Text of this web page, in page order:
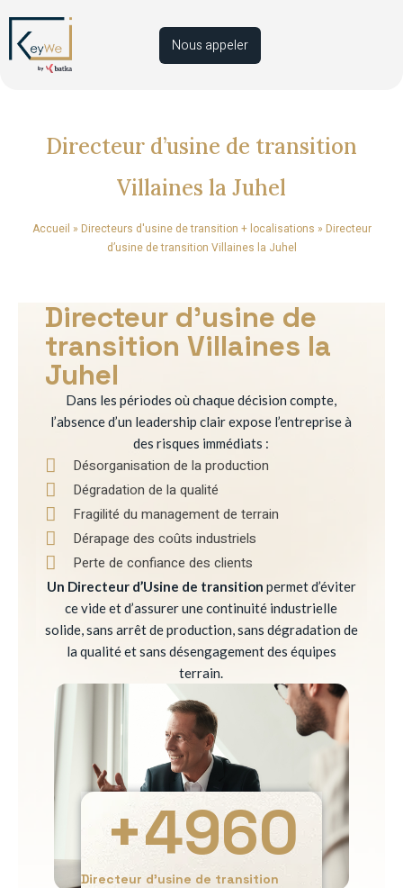
Nous appeler
Directeur d’usine de transition
Villaines la Juhel
Accueil » Directeurs d'usine de transition + localisations » Directeur
d’usine de transition Villaines la Juhel
Directeur d’usine de
transition Villaines la
Juhel
Dans les périodes où chaque décision compte,
l’absence d’un leadership clair expose l’entreprise à
des risques immédiats :
Désorganisation de la production
Dégradation de la qualité
Fragilité du management de terrain
Dérapage des coûts industriels
Perte de confiance des clients
Un Directeur d’Usine de transition permet d’éviter
ce vide et d’assurer une continuité industrielle
solide, sans arrêt de production, sans dégradation de
la qualité et sans désengagement des équipes
terrain.
Directeur d’usine de transition
+4960